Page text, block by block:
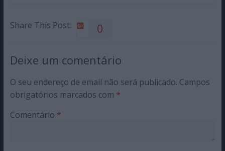
Share This Post: 0
Deixe um comentário
O seu endereço de email não será publicado. Campos
obrigatórios marcados com *
Comentário *